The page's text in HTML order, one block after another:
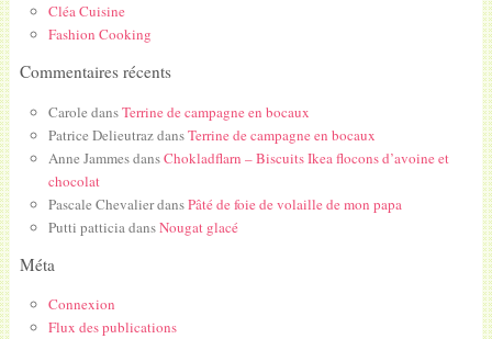
Cléa Cuisine
Fashion Cooking
Commentaires récents
Carole dansTerrine de campagne en bocaux
Patrice DelieutrazdansTerrine de campagne en bocaux
Anne JammesdansChokladflarn – Biscuits Ikea flocons d’avoine et
chocolat
Pascale ChevalierdansPâté de foie de volaille de mon papa
Putti patticiadansNougat glacé
Méta
Connexion
Flux des publications